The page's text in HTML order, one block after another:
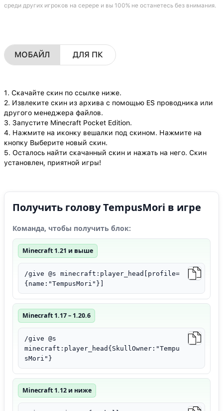
среди других игроков на серере и вы 100% не останетесь без внимания.
МОБАЙЛ ДЛЯ ПК
1. Скачайте скин по ссылке ниже.
2. Извлеките скин из архива с помощью ES проводника или
другого менеджера файлов.
3. Запустите Minecraft Pocket Edition.
4. Нажмите на иконку вешалки под скином. Нажмите на
кнопку Выберите новый скин.
5. Осталось найти скачанный скин и нажать на него. Скин
установлен, приятной игры!
Получить голову TempusMori в игре
Команда, чтобы получить блок:
Minecraft 1.21 и выше
/give @s minecraft:player_head[profile=
{name:"TempusMori"}]
Minecraft 1.17 – 1.20.6
/give @s
minecraft:player_head{SkullOwner:"Tempu
sMori"}
Minecraft 1.12 и ниже